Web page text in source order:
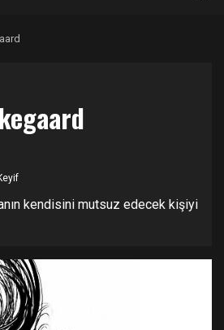
kendisini mutsuz edecek kişiyi